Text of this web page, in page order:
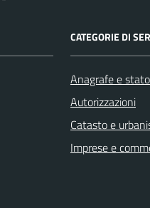
CATEGORIE DI
Anagrafe e
Autorizzazioni
Catasto e
Imprese e